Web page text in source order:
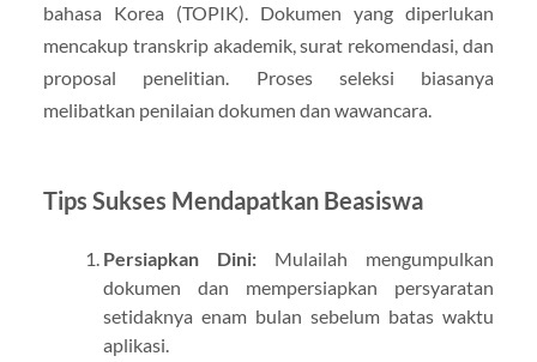
bahasa Korea (TOPIK). Dokumen yang diperlukan
mencakup transkrip akademik, surat rekomendasi, dan
proposal penelitian. Proses seleksi biasanya
melibatkan penilaian dokumen dan wawancara.
Tips Sukses Mendapatkan Beasiswa
Persiapkan Dini:Mulailah mengumpulkan
dokumen dan mempersiapkan persyaratan
setidaknya enam bulan sebelum batas waktu
aplikasi.